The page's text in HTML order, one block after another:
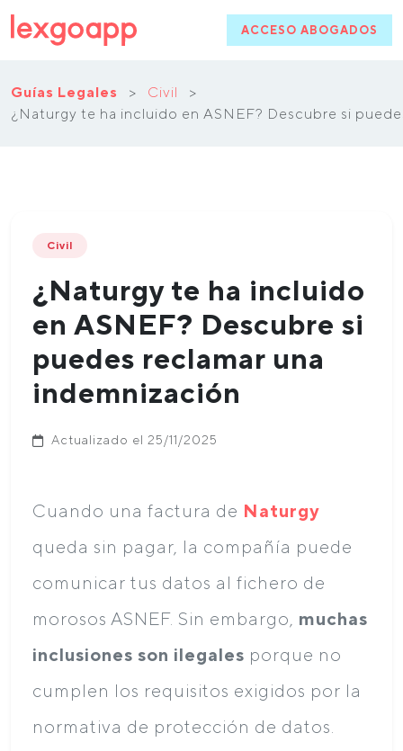
ACCESO ABOGADOS
Guías Legales > Civil
>
¿Naturgy te ha incluido en ASNEF? Descubre si
Civil
¿Naturgy te ha incluido
en ASNEF? Descubre si
puedes reclamar una
indemnización
Actualizado el 25/11/2025
Cuando una factura de Naturgy
queda sin pagar, la compañía puede
comunicar tus datos al fichero de
morosos ASNEF. Sin embargo, muchas
inclusiones son ilegales porque no
cumplen los requisitos exigidos por la
normativa de protección de datos.